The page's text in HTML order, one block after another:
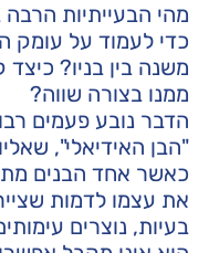
מהי הבעייתיות הרבה
כדי לעמוד על עומק
משנה בין בניו?
ממנו בצורה שווה?
הדבר נובע פעמים
"הבן האידיאלי",
כאשר אחד הבנים
את עצמו לדמות
בעיות, נוצרים